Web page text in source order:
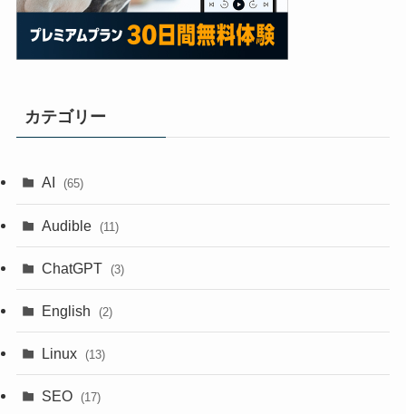
カテゴリー
AI (65)
Audible (11)
ChatGPT (3)
English (2)
Linux (13)
SEO (17)